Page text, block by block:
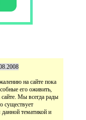
на сайте пока
его оживить,
сайте. Мы всегда рады
существует
тематикой и